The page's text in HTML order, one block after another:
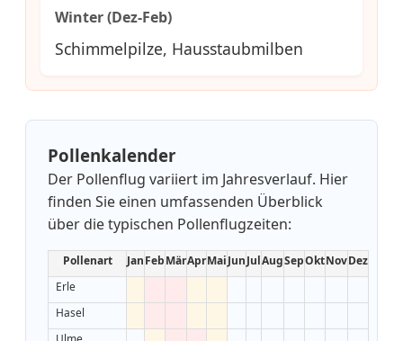
Winter (Dez-Feb)
Schimmelpilze, Hausstaubmilben
Pollenkalender
Der Pollenflug variiert im Jahresverlauf. Hier
finden Sie einen umfassenden Überblick
über die typischen Pollenflugzeiten:
Pollenart JanFebMärAprMaiJunJulAugSepOktNovDez
Erle
Hasel